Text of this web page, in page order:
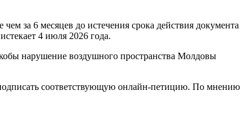
за 6 месяцев до истечения срока действия документа
4 июля 2026 года.
нарушение воздушного пространства Молдовы
соответствующую онлайн-петицию. По мнению